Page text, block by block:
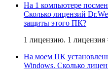
На 1 компьютере
Сколько лицензий
защиты этого ПК?
1 лицензию. 1
На моем ПК
Windows. Сколько